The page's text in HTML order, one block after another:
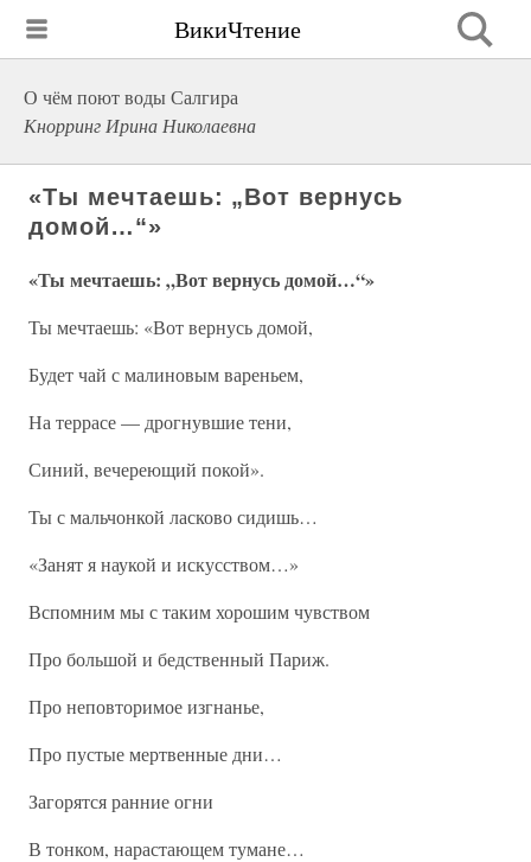
ВикиЧтение
О чём поют воды Салгира
Кнорринг Ирина Николаевна
«Ты мечтаешь: „Вот вернусь
домой…“»
«Ты мечтаешь: „Вот вернусь домой…“»
Ты мечтаешь: «Вот вернусь домой,
Будет чай с малиновым вареньем,
На террасе — дрогнувшие тени,
Синий, вечереющий покой».
Ты с мальчонкой ласково сидишь…
«Занят я наукой и искусством…»
Вспомним мы с таким хорошим чувством
Про большой и бедственный Париж.
Про неповторимое изгнанье,
Про пустые мертвенные дни…
Загорятся ранние огни
В тонком, нарастающем тумане…